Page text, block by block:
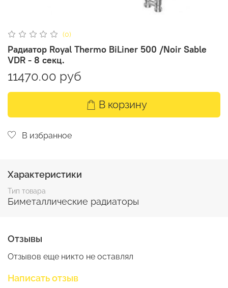
(0)
Радиатор Royal Thermo BiLiner 500 /Noir Sable
VDR - 8 секц.
11470.00 руб
В корзину
В избранное
Характеристики
Тип товара
Биметаллические радиаторы
Отзывы
Отзывов еще никто не оставлял
Написать отзыв